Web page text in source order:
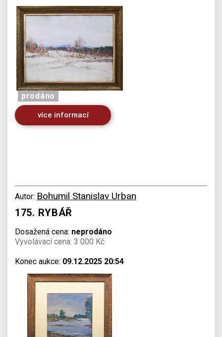
prodáno
více informací
Autor: Bohumil Stanislav Urban
175. RYBÁŘ
Dosažená cena: neprodáno
Vyvolávací cena: 3 000 Kč
Konec aukce: 09.12.2025 20:54